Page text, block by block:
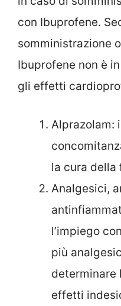
con Ibuprofene.
somministrazione
Ibuprofene non è
gli effetti
Alprazolam:
la cura della
Analgesici,
l’impiego
più
determinare
effetti